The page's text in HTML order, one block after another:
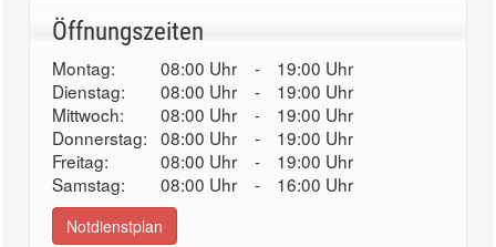
Öffnungszeiten
Montag: 08:00 Uhr -
19:00 Uhr
Dienstag:
08:00 Uhr -
19:00 Uhr
Mittwoch:
08:00 Uhr -
19:00 Uhr
Donnerstag: 08:00 Uhr -
19:00 Uhr
Freitag:
08:00 Uhr -
19:00 Uhr
Samstag:
08:00 Uhr - 16:00 Uhr
Notdienstplan